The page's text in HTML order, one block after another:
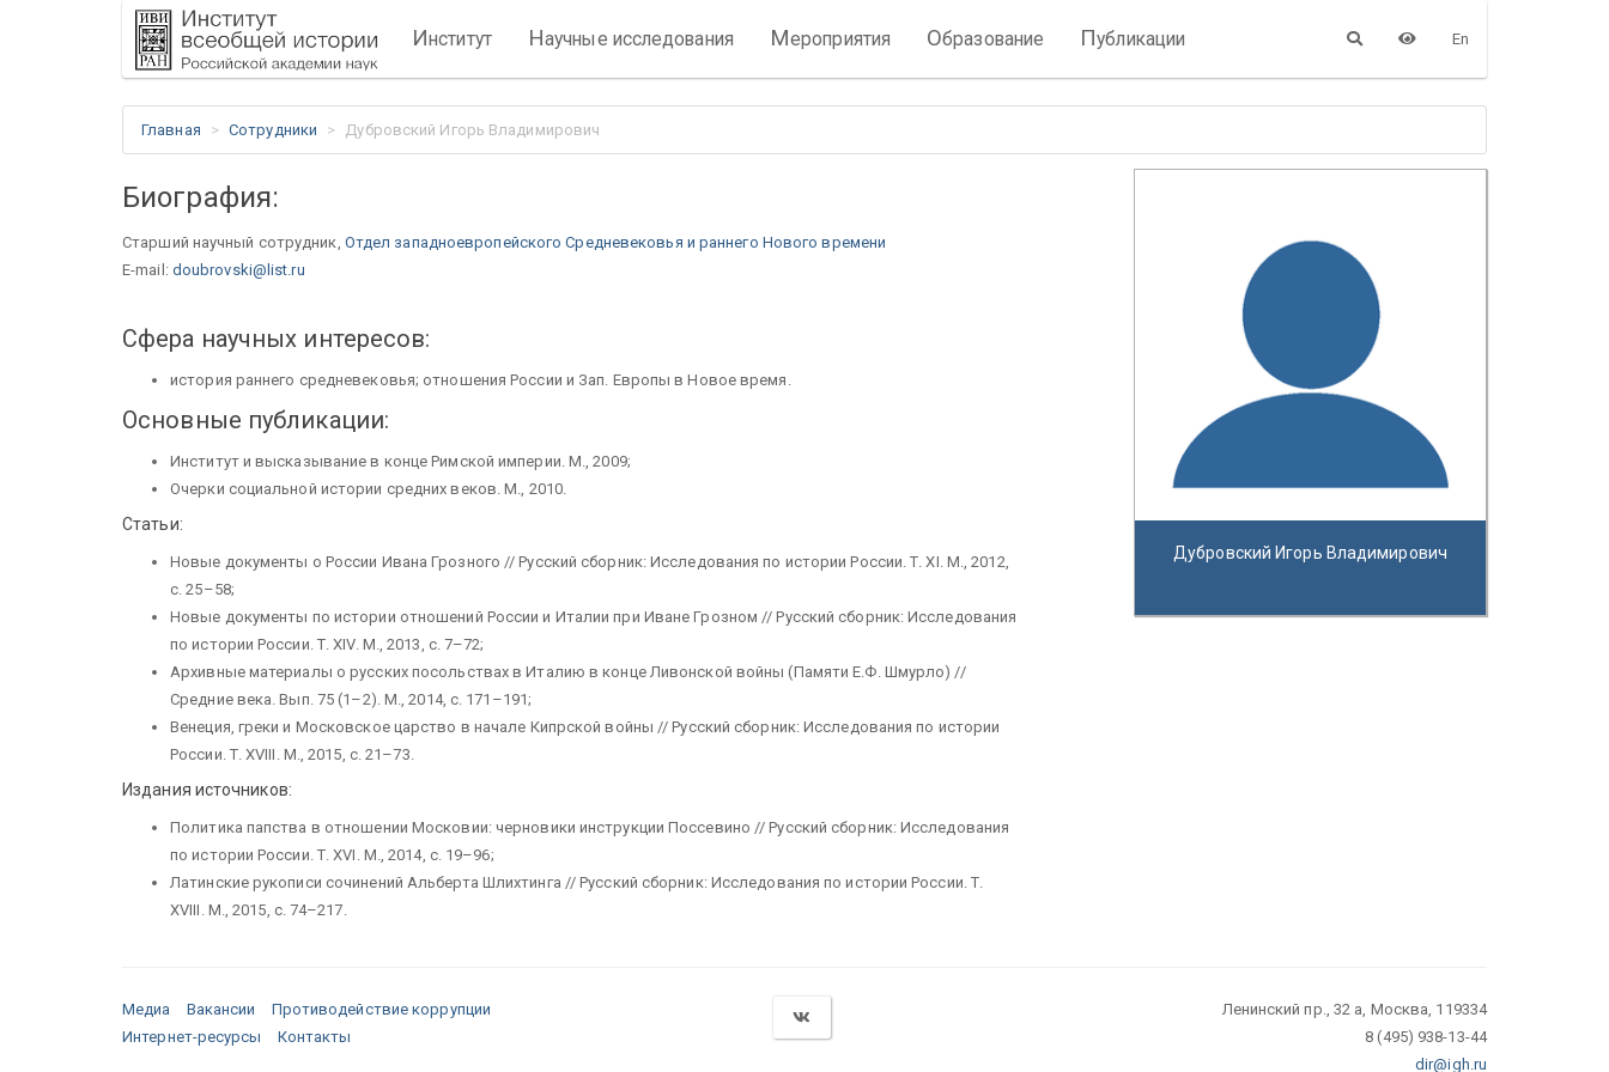
Институт Научные исследования Мероприятия Образование Публикации En
Главная Сотрудники Дубровский Игорь Владимирович
Биография:
Старший научный сотрудник, Отдел западноевропейского Средневековья и раннего Нового времени
E-mail: doubrovski@list.ru
Сфера научных интересов:
история раннего средневековья; отношения России и Зап. Европы в Новое время.
Основные публикации:
Институт и высказывание в конце Римской империи. М., 2009;
Очерки социальной истории средних веков. М., 2010.
Статьи:
Новые документы о России Ивана Грозного // Русский сборник: Исследования по истории России. Т. XI. М., 2012,
с. 25–58;
Новые документы по истории отношений России и Италии при Иване Грозном // Русский сборник: Исследования
по истории России. Т. XIV. М., 2013, с. 7–72;
Архивные материалы о русских посольствах в Италию в конце Ливонской войны (Памяти Е.Ф. Шмурло) //
Средние века. Вып. 75 (1–2). М., 2014, с. 171–191;
Венеция, греки и Московское царство в начале Кипрской войны // Русский сборник: Исследования по истории
России. Т. XVIII. М., 2015, с. 21–73.
Издания источников:
Политика папства в отношении Московии: черновики инструкции Поссевино // Русский сборник: Исследования
по истории России. Т. XVI. М., 2014, с. 19–96;
Латинские рукописи сочинений Альберта Шлихтинга // Русский сборник: Исследования по истории России. Т.
XVIII. М., 2015, с. 74–217.
Дубровский Игорь Владимирович
Медиа Вакансии
Противодействие коррупции
Интернет-ресурсы
Контакты
Ленинский пр., 32 а, Москва, 119334
8 (495) 938-13-44
dir@igh.ru